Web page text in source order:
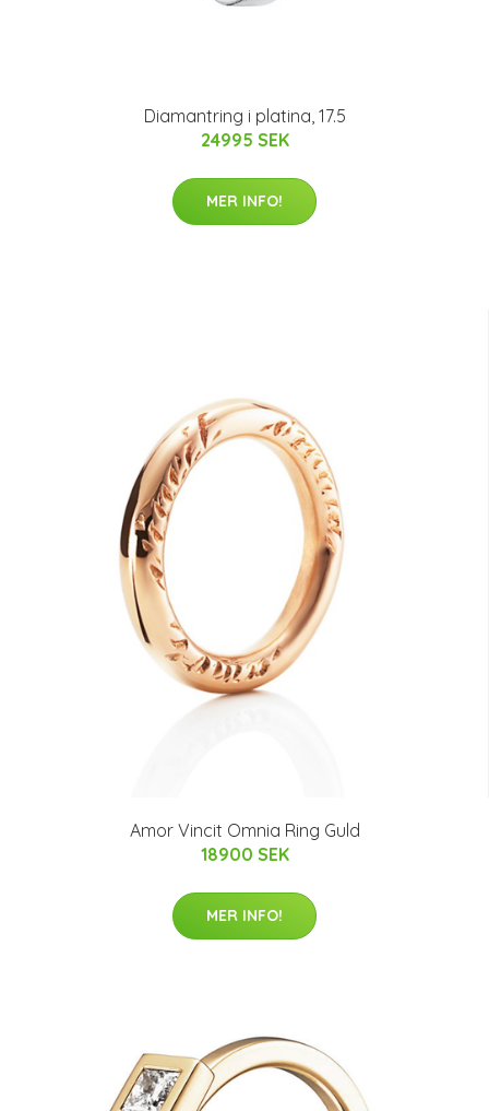
Diamantring i platina, 17.5
24995 SEK
MER INFO!
Amor Vincit Omnia Ring Guld
18900 SEK
MER INFO!